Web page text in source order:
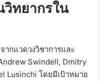
ทยากรใน
กแวดวงวิชาการและ
Swindell, Dmitry
Lusinchi โดยมีเป้าหมาย